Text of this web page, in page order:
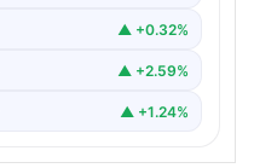
▲ +0.32%
▲ +2.59%
▲ +1.24%